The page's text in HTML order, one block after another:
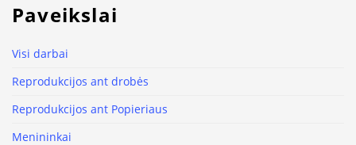
Paveikslai
Visi darbai
Reprodukcijos ant drobės
Reprodukcijos ant Popieriaus
Menininkai